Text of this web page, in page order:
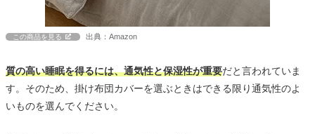
この商品を見る 出典：Amazon
質の高い睡眠を得るには、通気性と保湿性が重要だと言われていま
す。そのため、掛け布団カバーを選ぶときはできる限り通気性のよ
いものを選んでください。